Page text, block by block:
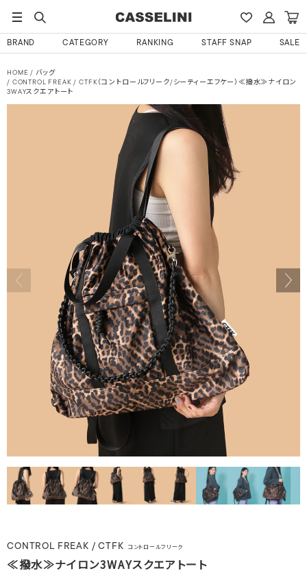
BRAND CATEGORY RANKING STAFF SNAP SALE
HOME
バッグ
CONTROL FREAK / CTFK（コントロールフリーク/シーティーエフケー）≪撥水≫ナイロン
3WAYスクエアトート
CONTROL FREAK / CTFK コントロールフリーク
≪撥水≫ナイロン3WAYスクエアトート